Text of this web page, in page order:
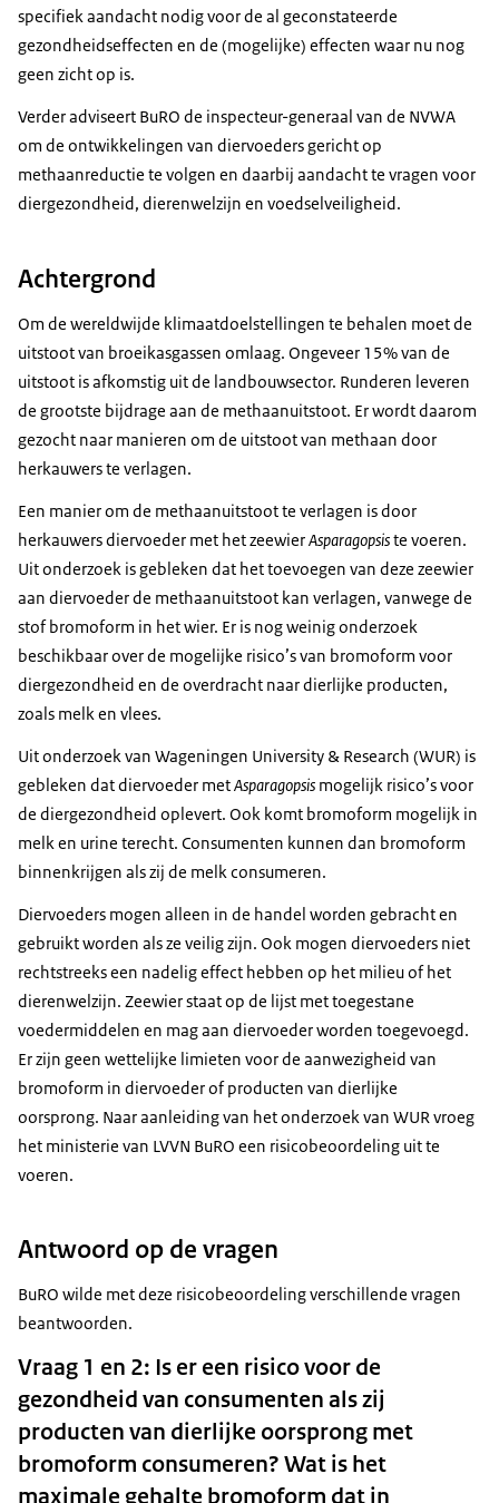
specifiek aandacht nodig voor de al geconstateerde
gezondheidseffecten en de (mogelijke) effecten waar nu nog
geen zicht op is.
Verder adviseert BuRO de inspecteur-generaal van de NVWA
om de ontwikkelingen van diervoeders gericht op
methaanreductie te volgen en daarbij aandacht te vragen voor
diergezondheid, dierenwelzijn en voedselveiligheid.
Achtergrond
Om de wereldwijde klimaatdoelstellingen te behalen moet de
uitstoot van broeikasgassen omlaag. Ongeveer 15% van de
uitstoot is afkomstig uit de landbouwsector. Runderen leveren
de grootste bijdrage aan de methaanuitstoot. Er wordt daarom
gezocht naar manieren om de uitstoot van methaan door
herkauwers te verlagen.
Een manier om de methaanuitstoot te verlagen is door
herkauwers diervoeder met het zeewierAsparagopsiste voeren.
Uit onderzoek is gebleken dat het toevoegen van deze zeewier
aan diervoeder de methaanuitstoot kan verlagen, vanwege de
stof bromoform in het wier. Er is nog weinig onderzoek
beschikbaar over de mogelijke risico’s van bromoform voor
diergezondheid en de overdracht naar dierlijke producten,
zoals melk en vlees.
Uit onderzoek van Wageningen University & Research (WUR) is
gebleken dat diervoeder metAsparagopsis mogelijk risico’s voor
de diergezondheid oplevert. Ook komt bromoform mogelijk in
melk en urine terecht. Consumenten kunnen dan bromoform
binnenkrijgen als zij de melk consumeren.
Diervoeders mogen alleen in de handel worden gebracht en
gebruikt worden als ze veilig zijn. Ook mogen diervoeders niet
rechtstreeks een nadelig effect hebben op het milieu of het
dierenwelzijn. Zeewier staat op de lijst met toegestane
voedermiddelen en mag aan diervoeder worden toegevoegd.
Er zijn geen wettelijke limieten voor de aanwezigheid van
bromoform in diervoeder of producten van dierlijke
oorsprong. Naar aanleiding van het onderzoek van WUR vroeg
het ministerie van LVVN BuRO een risicobeoordeling uit te
voeren.
Antwoord op de vragen
BuRO wilde met deze risicobeoordeling verschillende vragen
beantwoorden.
Vraag 1 en 2: Is er een risico voor de
gezondheid van consumenten als zij
producten van dierlijke oorsprong met
bromoform consumeren? Wat is het
maximale gehalte bromoform dat in